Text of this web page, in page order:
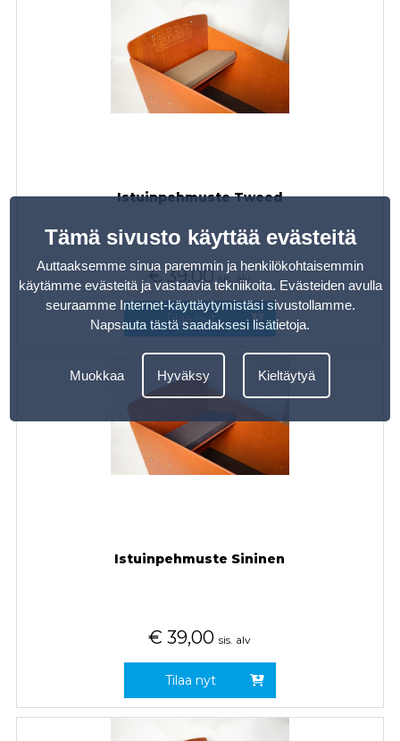
Istuinpehmuste Tweed
€ 39,00 sis. alv
Tilaa nyt
Istuinpehmuste Sininen
€ 39,00 sis. alv
Tilaa nyt
Tämä sivusto käyttää evästeitä
Auttaaksemme sinua paremmin ja henkilökohtaisemmin
käytämme evästeitä ja vastaavia tekniikoita. Evästeiden avulla
seuraamme Internet-käyttäytymistäsi sivustollamme.
Napsauta tästä saadaksesi lisätietoja.
Muokkaa Hyväksy Kieltäytyä